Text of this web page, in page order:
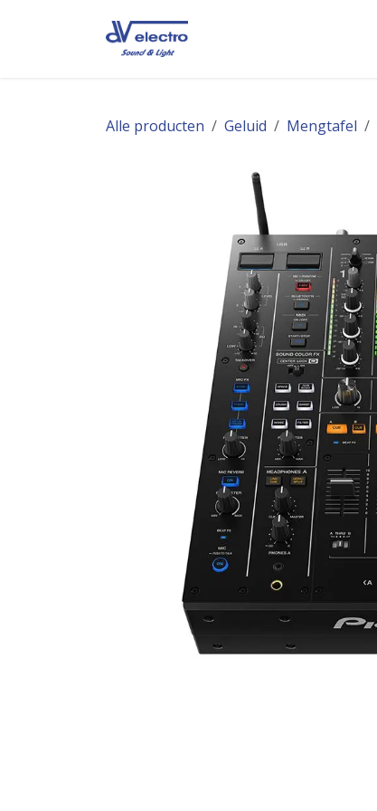
Alle producten Geluid Mengtafel